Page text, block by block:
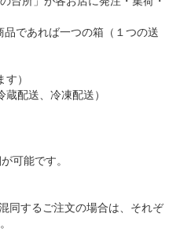
品であれば一つの箱（１つの送
）
蔵配送、冷凍配送）
可能です。
同するご注文の場合は、それぞ